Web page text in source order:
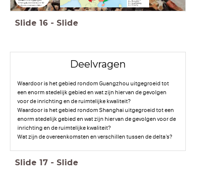
Chengdu binnenkort 60
miljoen mensen.</div>
Slide 16 - Slide
Deelvragen
Waardoor is het gebied rondom Guangzhou uitgegroeid tot
een enorm stedelijk gebied en wat zijn hiervan de gevolgen
voor de inrichting en de ruimtelijke kwaliteit?
Waardoor is het gebied rondom Shanghai uitgegroeid tot een
enorm stedelijk gebied en wat zijn hiervan de gevolgen voor de
inrichting en de ruimtelijke kwaliteit?
Wat zijn de overeenkomsten en verschillen tussen de delta’s?
Slide 17 - Slide